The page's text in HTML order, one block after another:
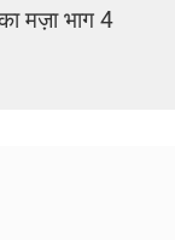
मज़ा भाग 4